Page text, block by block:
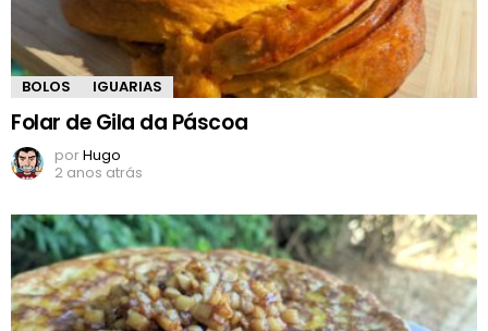
BOLOS IGUARIAS
Folar de Gila da Páscoa
porHugo
2 anos atrás